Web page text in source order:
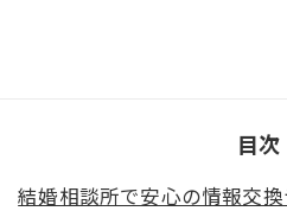
目次
結婚相談所で安心の情報交